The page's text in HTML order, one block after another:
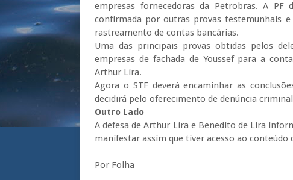
empresas fornecedoras da Petrobras. A
confirmada por outras provas testemunhais
rastreamento de contas bancárias.
Uma das principais provas obtidas pelos
empresas de fachada de Youssefpara a conta
Arthur Lira.
Agora o STF deverá encaminhar as
decidirá pelo oferecimento de denúncia
Outro Lado
A defesa de Arthur Lira e Benedito de Lira
manifestar assim que tiver acesso ao conteúdo
Por Folha